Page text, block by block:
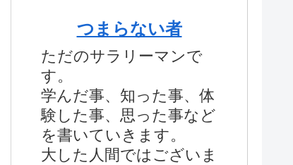
つまらない者
ただのサラリーマンで
す。
学んだ事、知った事、体
験した事、思った事など
を書いていきます。
大した人間ではございま